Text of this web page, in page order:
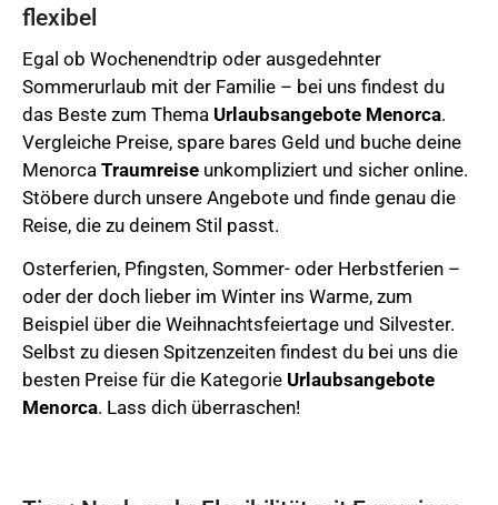
flexibel
Egal ob Wochenendtrip oder ausgedehnter
Sommerurlaub mit der Familie – bei uns findest du
das Beste zum Thema Urlaubsangebote Menorca.
Vergleiche Preise, spare bares Geld und buche deine
Menorca Traumreise unkompliziert und sicher online.
Stöbere durch unsere Angebote und finde genau die
Reise, die zu deinem Stil passt.
Osterferien, Pfingsten, Sommer- oder Herbstferien –
oder der doch lieber im Winter ins Warme, zum
Beispiel über die Weihnachtsfeiertage und Silvester.
Selbst zu diesen Spitzenzeiten findest du bei uns die
besten Preise für die Kategorie Urlaubsangebote
Menorca. Lass dich überraschen!